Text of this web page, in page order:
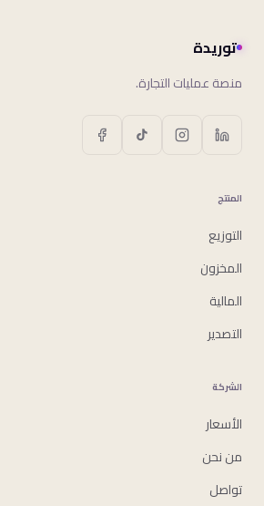
توريدة
منصة عمليات التجارة.
المنتج
التوزيع
المخزون
المالية
التصدير
الشركة
الأسعار
من نحن
تواصل